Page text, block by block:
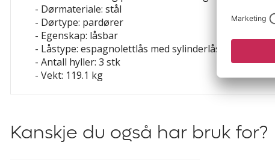
- Dørmateriale: stål
- Dørtype: pardører
- Egenskap: låsbar
- Låstype: espagnolettlås med sylinderlås
- Antall hyller: 3 stk
- Vekt: 119.1 kg
Kanskje du også har bruk for?